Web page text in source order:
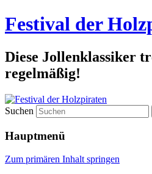
Festival der
Diese Jollenklassiker
regelmäßig!
Suchen
Hauptmenü
Zum primären Inhalt springen